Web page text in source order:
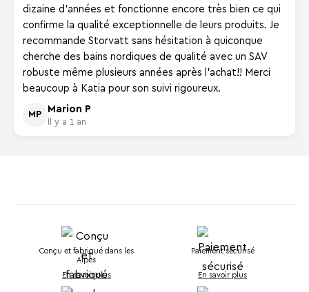
dizaine d'années et fonctionne encore très bien ce qui
confirme la qualité exceptionnelle de leurs produits. Je
recommande Storvatt sans hésitation à quiconque
cherche des bains nordiques de qualité avec un SAV
robuste même plusieurs années après l'achat!! Merci
beaucoup à Katia pour son suivi rigoureux.
MP
Marion P
Il y a 1 an
Paiement sécurisé
En savoir plus
Conçu et fabriqué dans les
Alpes
En savoir plus